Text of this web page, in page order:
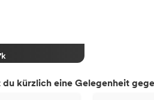
du kürzlich eine Gelegenheit